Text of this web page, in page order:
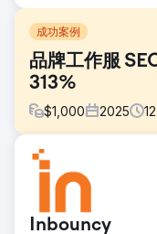
成功案例
品牌工作服
313%
$1,000 2025 12
挑战
SP Workwear缺乏必
化其网站。他们内部
然流量流失，潜在购
道，他们需要吸引目
Inbouncy